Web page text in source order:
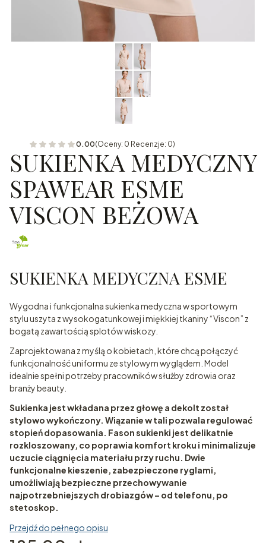
0.00(Oceny: 0 Recenzje: 0)
SUKIENKA MEDYCZNY
SPAWEAR ESME
VISCON BEŻOWA
SUKIENKA MEDYCZNA ESME
Wygodna i funkcjonalna sukienka medyczna w sportowym
stylu uszyta z wysokogatunkowej i miękkiej tkaniny “Viscon” z
bogatą zawartością splotów wiskozy.
Zaprojektowana z myślą o kobietach, które chcą połączyć
funkcjonalność uniformu ze stylowym wyglądem. Model
idealnie spełni potrzeby pracowników służby zdrowia oraz
branży beauty.
Sukienka jest wkładana przez głowę a dekolt został
stylowo wykończony. Wiązanie w tali pozwala regulować
stopień dopasowania. Fason sukienki jest delikatnie
rozkloszowany, co poprawia komfort kroku i minimalizuje
uczucie ciągnięcia materiału przy ruchu. Dwie
funkcjonalne kieszenie, zabezpieczone ryglami,
umożliwiają bezpieczne przechowywanie
najpotrzebniejszych drobiazgów – od telefonu, po
stetoskop.
Przejdź do pełnego opisu